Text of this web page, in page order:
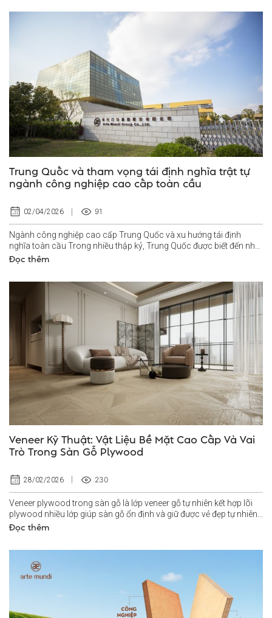
Trung Quốc và tham vọng tái định nghĩa trật tự
ngành công nghiệp cao cấp toàn cầu
02/04/2026 91
Ngành công nghiệp cao cấp Trung Quốc và xu hướng tái định
nghĩa toàn cầu Trong nhiều thập kỷ, Trung Quốc được biết đến như
“công xưởng của thế giới”...
Đọc thêm
Veneer Kỹ Thuật: Vật Liệu Bề Mặt Cao Cấp Và Vai
Trò Trong Sàn Gỗ Plywood
28/02/2026 230
Veneer plywood trong sàn gỗ là lớp veneer gỗ tự nhiên kết hợp lõi
plywood nhiều lớp giúp sàn gỗ ổn định và giữ được vẻ đẹp tự nhiên
lâu...
Đọc thêm